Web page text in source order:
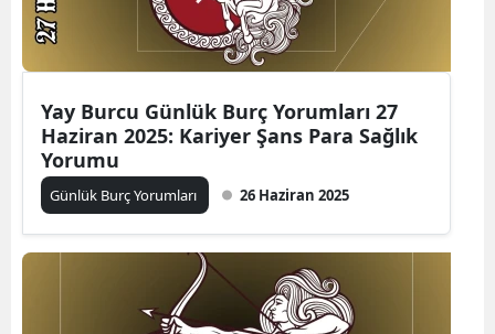
Yay Burcu Günlük Burç Yorumları 27
Haziran 2025: Kariyer Şans Para Sağlık
Yorumu
Günlük Burç Yorumları 26 Haziran 2025